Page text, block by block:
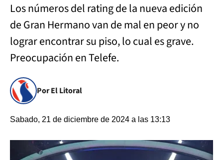
Los números del rating de la nueva edición
de Gran Hermano van de mal en peor y no
lograr encontrar su piso, lo cual es grave.
Preocupación en Telefe.
Por El Litoral
Sabado, 21 de diciembre de 2024 a las 13:13